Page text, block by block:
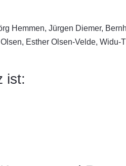
Hemmen, Jürgen Diemer,
Esther Olsen-Velde,
ist: